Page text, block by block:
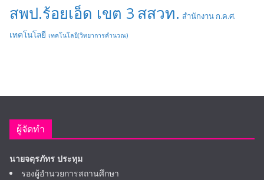
สพป.ร้อยเอ็ด เขต 3 สสวท. สำนักงาน ก.ค.ศ.
เทคโนโลยี เทคโนโลยี(วิทยาการคำนวณ)
ผู้จัดทำ
นายจตุรภัทร ประทุม
รองผู้อำนวยการสถานศึกษา